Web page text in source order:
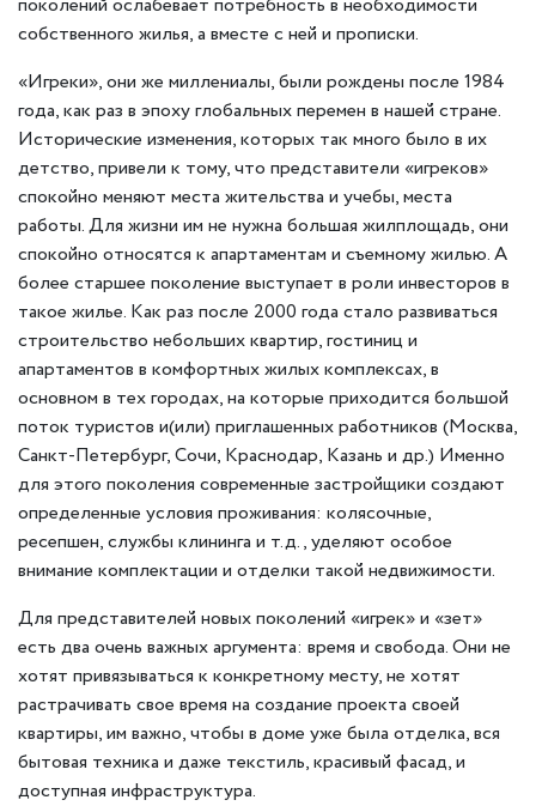
собственного жилья, а вместе с ней и прописки.
«Игреки», они же миллениалы, были рождены после 1984
года, как раз в эпоху глобальных перемен в нашей стране.
Исторические изменения, которых так много было в их
детство, привели к тому, что представители «игреков»
спокойно меняют места жительства и учебы, места
работы. Для жизни им не нужна большая жилплощадь, они
спокойно относятся к апартаментам и съемному жилью. А
более старшее поколение выступает в роли инвесторов в
такое жилье. Как раз после 2000 года стало развиваться
строительство небольших квартир, гостиниц и
апартаментов в комфортных жилых комплексах, в
основном в тех городах, на которые приходится большой
поток туристов и(или) приглашенных работников (Москва,
Санкт-Петербург, Сочи, Краснодар, Казань и др.) Именно
для этого поколения современные застройщики создают
определенные условия проживания: колясочные,
ресепшен, службы клининга и т.д., уделяют особое
внимание комплектации и отделки такой недвижимости.
Для представителей новых поколений «игрек» и «зет»
есть два очень важных аргумента: время и свобода. Они не
хотят привязываться к конкретному месту, не хотят
растрачивать свое время на создание проекта своей
квартиры, им важно, чтобы в доме уже была отделка, вся
бытовая техника и даже текстиль, красивый фасад, и
доступная инфраструктура.